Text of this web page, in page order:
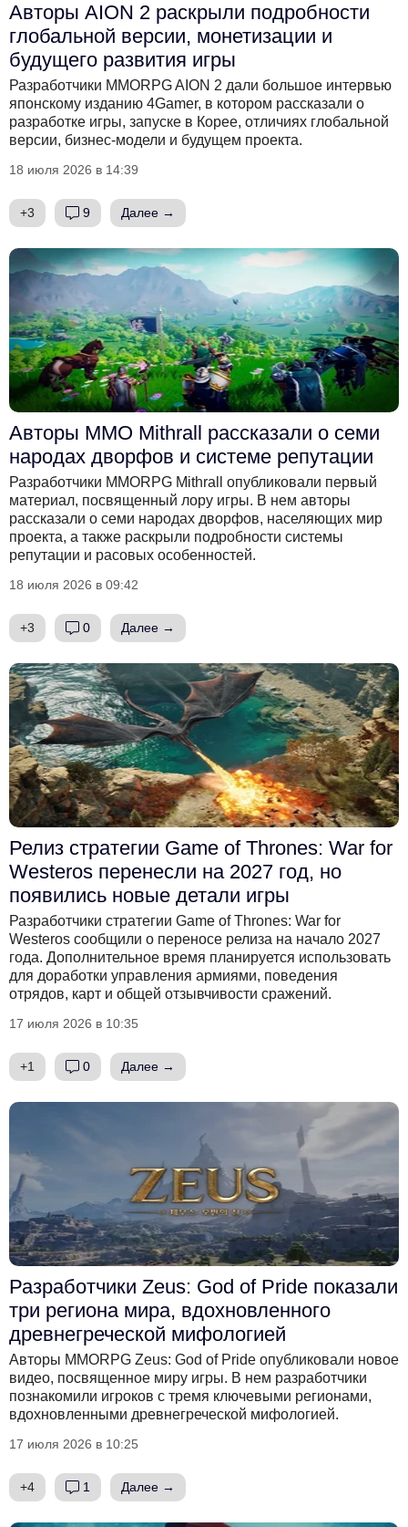
Авторы AION 2 раскрыли подробности
глобальной версии, монетизации и
будущего развития игры
Разработчики MMORPG AION 2 дали большое интервью
японскому изданию 4Gamer, в котором рассказали о
разработке игры, запуске в Корее, отличиях глобальной
версии, бизнес-модели и будущем проекта.
18 июля 2026 в 14:39
+3 9 Далее →
Авторы MMO Mithrall рассказали о семи
народах дворфов и системе репутации
Разработчики MMORPG Mithrall опубликовали первый
материал, посвященный лору игры. В нем авторы
рассказали о семи народах дворфов, населяющих мир
проекта, а также раскрыли подробности системы
репутации и расовых особенностей.
18 июля 2026 в 09:42
+3 0 Далее →
Релиз стратегии Game of Thrones: War for
Westeros перенесли на 2027 год, но
появились новые детали игры
Разработчики стратегии Game of Thrones: War for
Westeros сообщили о переносе релиза на начало 2027
года. Дополнительное время планируется использовать
для доработки управления армиями, поведения
отрядов, карт и общей отзывчивости сражений.
17 июля 2026 в 10:35
+1 0 Далее →
Разработчики Zeus: God of Pride показали
три региона мира, вдохновленного
древнегреческой мифологией
Авторы MMORPG Zeus: God of Pride опубликовали новое
видео, посвященное миру игры. В нем разработчики
познакомили игроков с тремя ключевыми регионами,
вдохновленными древнегреческой мифологией.
17 июля 2026 в 10:25
+4 1 Далее →